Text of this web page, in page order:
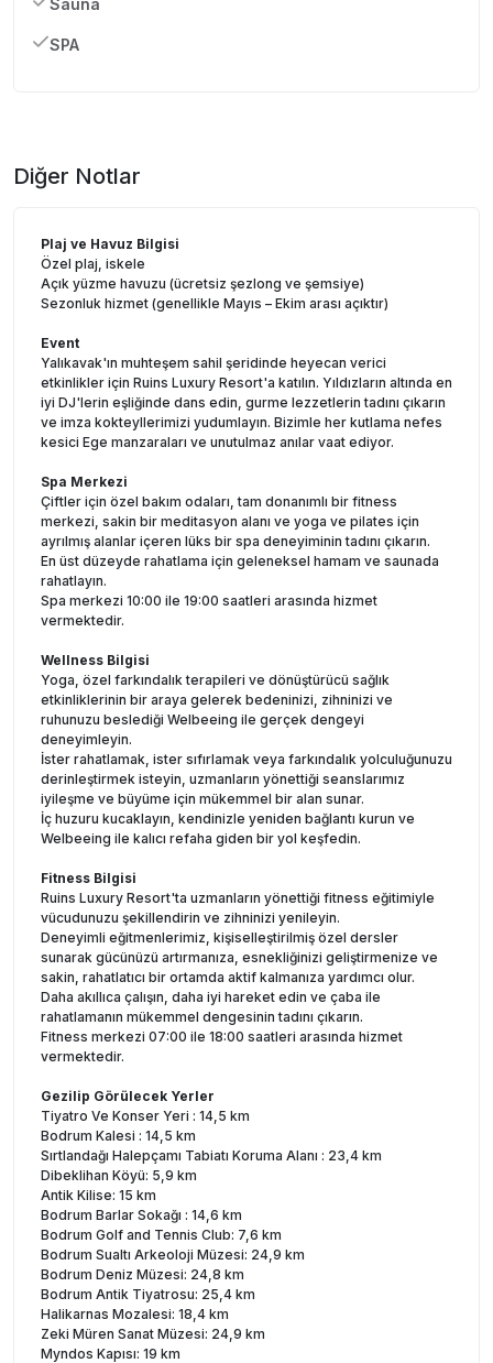
SPA
Diğer Notlar
Plaj ve Havuz Bilgisi
Özel plaj, iskele
Açık yüzme havuzu (ücretsiz şezlong ve şemsiye)
Sezonluk hizmet (genellikle Mayıs – Ekim arası açıktır)
Event
Yalıkavak'ın muhteşem sahil şeridinde heyecan verici
etkinlikler için Ruins Luxury Resort'a katılın. Yıldızların altında en
iyi DJ'lerin eşliğinde dans edin, gurme lezzetlerin tadını çıkarın
ve imza kokteyllerimizi yudumlayın. Bizimle her kutlama nefes
kesici Ege manzaraları ve unutulmaz anılar vaat ediyor.
Spa Merkezi
Çiftler için özel bakım odaları, tam donanımlı bir fitness
merkezi, sakin bir meditasyon alanı ve yoga ve pilates için
ayrılmış alanlar içeren lüks bir spa deneyiminin tadını çıkarın.
En üst düzeyde rahatlama için geleneksel hamam ve saunada
rahatlayın.
Spa merkezi 10:00 ile 19:00 saatleri arasında hizmet
vermektedir.
Wellness Bilgisi
Yoga, özel farkındalık terapileri ve dönüştürücü sağlık
etkinliklerinin bir araya gelerek bedeninizi, zihninizi ve
ruhunuzu beslediği Welbeeing ile gerçek dengeyi
deneyimleyin.
İster rahatlamak, ister sıfırlamak veya farkındalık yolculuğunuzu
derinleştirmek isteyin, uzmanların yönettiği seanslarımız
iyileşme ve büyüme için mükemmel bir alan sunar.
İç huzuru kucaklayın, kendinizle yeniden bağlantı kurun ve
Welbeeing ile kalıcı refaha giden bir yol keşfedin.
Fitness Bilgisi
Ruins Luxury Resort'ta uzmanların yönettiği fitness eğitimiyle
vücudunuzu şekillendirin ve zihninizi yenileyin.
Deneyimli eğitmenlerimiz, kişiselleştirilmiş özel dersler
sunarak gücünüzü artırmanıza, esnekliğinizi geliştirmenize ve
sakin, rahatlatıcı bir ortamda aktif kalmanıza yardımcı olur.
Daha akıllıca çalışın, daha iyi hareket edin ve çaba ile
rahatlamanın mükemmel dengesinin tadını çıkarın.
Fitness merkezi 07:00 ile 18:00 saatleri arasında hizmet
vermektedir.
Gezilip Görülecek Yerler
Tiyatro Ve Konser Yeri : 14,5 km
Bodrum Kalesi : 14,5 km
Sırtlandağı Halepçamı Tabiatı Koruma Alanı : 23,4 km
Dibeklihan Köyü: 5,9 km
Antik Kilise: 15 km
Bodrum Barlar Sokağı : 14,6 km
Bodrum Golf and Tennis Club: 7,6 km
Bodrum Sualtı Arkeoloji Müzesi: 24,9 km
Bodrum Deniz Müzesi: 24,8 km
Bodrum Antik Tiyatrosu: 25,4 km
Halikarnas Mozalesi: 18,4 km
Zeki Müren Sanat Müzesi: 24,9 km
Myndos Kapısı: 19 km